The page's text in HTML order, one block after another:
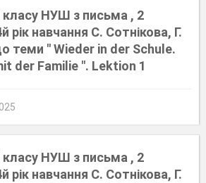
класу НУШ з письма , 2
рік навчання С. Сотнікова, Г.
теми " Wieder in der Schule.
der Familie ". Lektion 1
класу НУШ з письма , 2
рік навчання С. Сотнікова, Г.